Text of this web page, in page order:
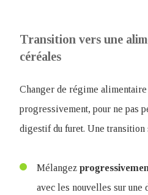
Transition vers une
céréales
Changer de régime
progressivement, pour ne pas
digestif du furet. Une transition
Mélangez
avec les nouvelles sur une